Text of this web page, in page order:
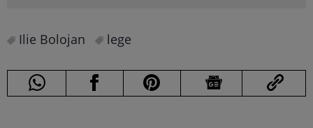
Ilie Bolojan lege